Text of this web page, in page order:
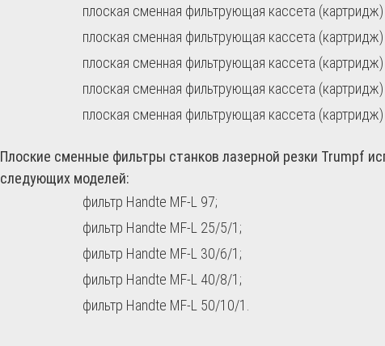
плоская сменная фильтрующая кассета
плоская сменная фильтрующая кассета
плоская сменная фильтрующая кассета
плоская сменная фильтрующая кассета
плоская сменная фильтрующая кассета
Плоские сменные фильтры станков лазерной резки Trumpf
следующих моделей:
фильтр Handte MF-L 97;
фильтр Handte MF-L 25/5/1;
фильтр Handte MF-L 30/6/1;
фильтр Handte MF-L 40/8/1;
фильтр Handte MF-L 50/10/1.